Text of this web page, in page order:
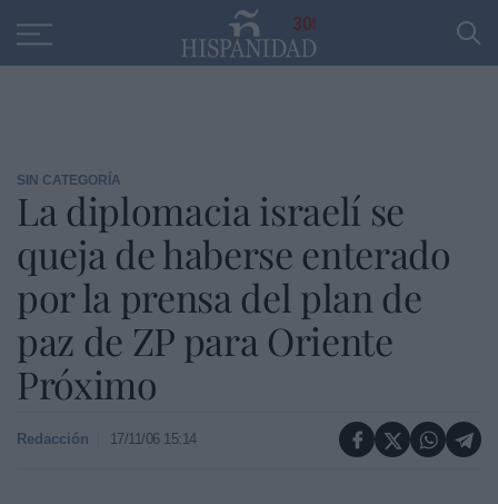
30
SIN CATEGORÍA
La diplomacia israelí se
queja de haberse enterado
por la prensa del plan de
paz de ZP para Oriente
Próximo
Redacción 17/11/06 15:14